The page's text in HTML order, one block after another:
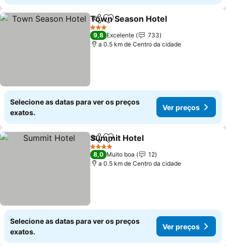
PartilharAdicionar aos favoritos
Town Season Hotel
3 Estrelas
9,8 Excelente
733
a 0.5 km de Centro da cidade
Selecione as datas para ver os preços
exatos.
Ver preços
PartilharAdicionar aos favoritos
Summit Hotel
4 Estrelas
8,0 Muito boa
12
a 0.5 km de Centro da cidade
Selecione as datas para ver os preços
exatos.
Ver preços